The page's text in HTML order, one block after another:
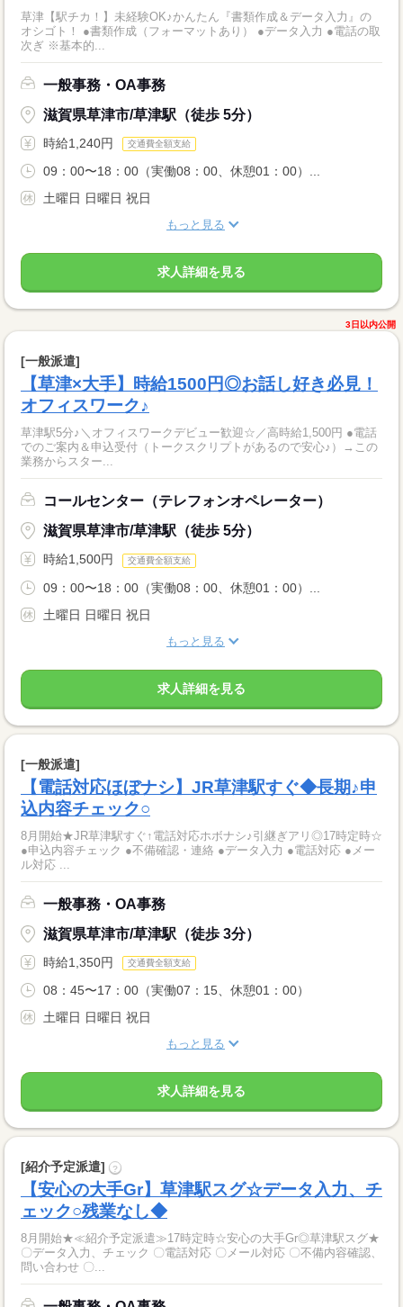
草津【駅チカ！】未経験OK♪かんたん『書類作成＆データ入力』の
オシゴト！ ●書類作成（フォーマットあり） ●データ入力 ●電話の取
次ぎ ※基本的...
一般事務・OA事務
滋賀県草津市/草津駅（徒歩 5分）
時給1,240円 交通費全額支給
09：00〜18：00（実働08：00、休憩01：00）...
土曜日 日曜日 祝日
もっと見る
求人詳細を見る
3日以内公開
[一般派遣]
【草津×大手】時給1500円◎お話し好き必見！
オフィスワーク♪
草津駅5分♪＼オフィスワークデビュー歓迎☆／高時給1,500円 ●電話
でのご案内＆申込受付（トークスクリプトがあるので安心♪）→この
業務からスター...
コールセンター（テレフォンオペレーター）
滋賀県草津市/草津駅（徒歩 5分）
時給1,500円 交通費全額支給
09：00〜18：00（実働08：00、休憩01：00）...
土曜日 日曜日 祝日
もっと見る
求人詳細を見る
[一般派遣]
【電話対応ほぼナシ】JR草津駅すぐ◆長期♪申
込内容チェック○
8月開始★JR草津駅すぐ↑電話対応ホボナシ♪引継ぎアリ◎17時定時☆
●申込内容チェック ●不備確認・連絡 ●データ入力 ●電話対応 ●メー
一般事務・OA事務
滋賀県草津市/草津駅（徒歩 3分）
時給1,350円 交通費全額支給
08：45〜17：00（実働07：15、休憩01：00）
土曜日 日曜日 祝日
もっと見る
求人詳細を見る
[紹介予定派遣] ?
【安心の大手Gr】草津駅スグ☆データ入力、チ
ェック○残業なし◆
8月開始★≪紹介予定派遣≫17時定時☆安心の大手Gr◎草津駅スグ★
〇データ入力、チェック 〇電話対応 〇メール対応 〇不備内容確認、
問い合わせ 〇...